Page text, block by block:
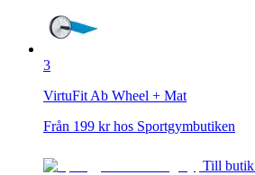
3
VirtuFit Ab Wheel + Mat
Från 199 kr hos Sportgymbutiken
Till butik